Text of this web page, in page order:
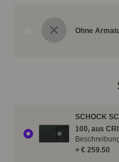
Ohne
SCHOCK
100, aus
+ € 259.50